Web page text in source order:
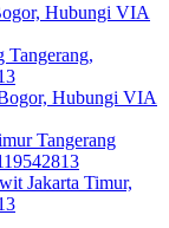
Hubungi VIA
Tangerang,
Hubungi VIA
Tangerang
Jakarta Timur,